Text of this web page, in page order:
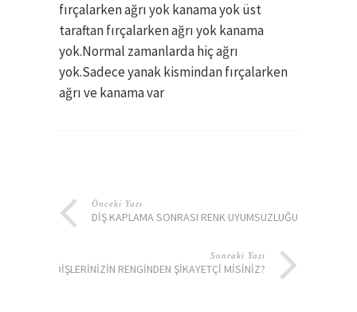
fırçalarken ağrı yok kanama yok üst
taraftan fırçalarken ağrı yok kanama
yok.Normal zamanlarda hiç ağrı
yok.Sadece yanak kismindan fırçalarken
ağrı ve kanama var
Önceki Yazı
DIŞ KAPLAMA SONRASI RENK UYUMSUZLUĞU
Sonraki Yazı
DIŞLERINIZIN RENGINDEN ŞIKAYETÇI MISINIZ?